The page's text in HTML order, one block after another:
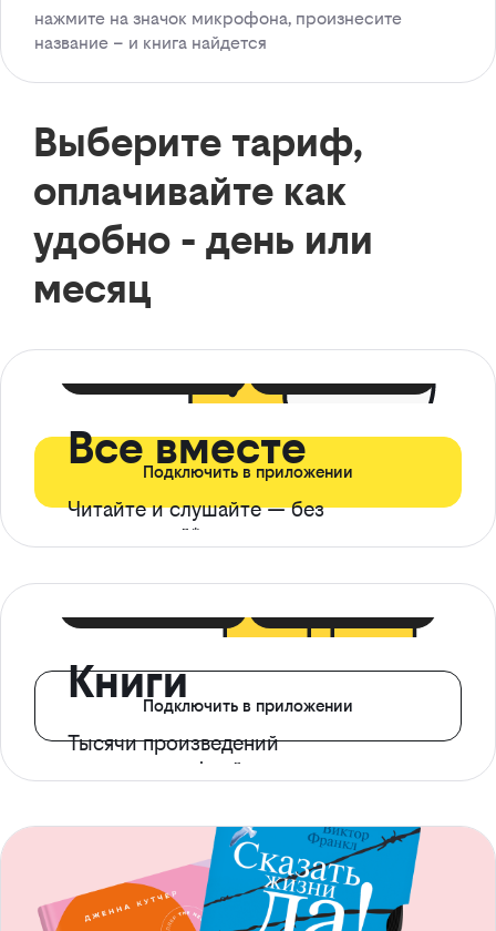
нажмите на значок микрофона, произнесите
название – и книга найдется
Выберите тариф,
оплачивайте как
удобно - день или
месяц
Все вместе
Читайте и слушайте — без
ограничений*
Подключить в приложении
Книги
Тысячи произведений
с доступом офлайн
Подключить в приложении